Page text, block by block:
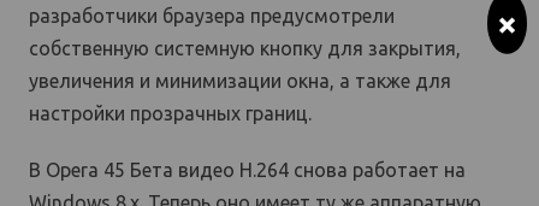
разработчики браузера предусмотрели
собственную системную кнопку для закрытия,
увеличения и минимизации окна, а также для
настройки прозрачных границ.
В Opera 45 Бета видео H.264 снова работает на
×